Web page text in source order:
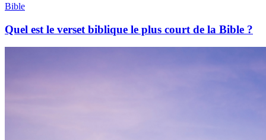
Bible
Quel est le verset biblique le plus court de la Bible ?